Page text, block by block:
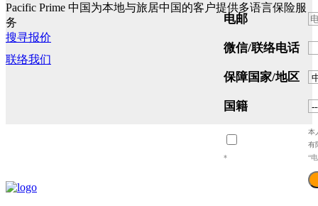
Pacific Prime 中国为本地与旅居中国的客户提供多语言保险服
务
搜寻报价
联络我们
电邮
微信/联络电话
保障国家/地区
国籍
本
有
*
“